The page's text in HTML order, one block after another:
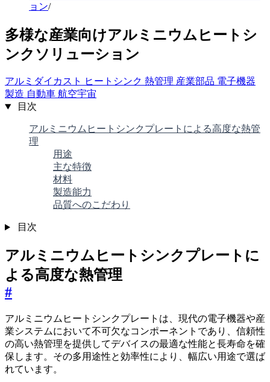
ョン/
多様な産業向けアルミニウムヒートシ
ンクソリューション
アルミダイカスト ヒートシンク 熱管理 産業部品 電子機器
製造 自動車 航空宇宙
目次
アルミニウムヒートシンクプレートによる高度な熱管
理
用途
主な特徴
材料
製造能力
品質へのこだわり
目次
アルミニウムヒートシンクプレートに
よる高度な熱管理
#
アルミニウムヒートシンクプレートは、現代の電子機器や産
業システムにおいて不可欠なコンポーネントであり、信頼性
の高い熱管理を提供してデバイスの最適な性能と長寿命を確
保します。その多用途性と効率性により、幅広い用途で選ば
れています。